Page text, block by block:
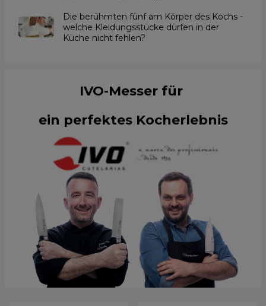
Die berühmten fünf am Körper des Kochs -
welche Kleidungsstücke dürfen in der
Küche nicht fehlen?
IVO-Messer für
ein perfektes Kocherlebnis